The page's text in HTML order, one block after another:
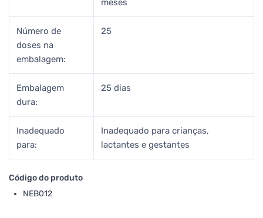
Número de
doses na
embalagem:
25
Embalagem
dura:
25 dias
Inadequado
para:
Inadequado para crianças,
lactantes e gestantes
Código do produto
NEB012